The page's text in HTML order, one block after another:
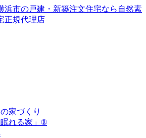
家づくり
れる家」®